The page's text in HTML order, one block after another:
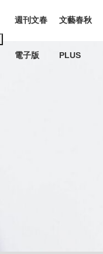
週刊文春
電子版
文藝春秋
PLUS